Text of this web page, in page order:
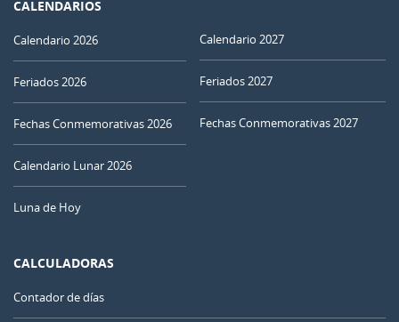
CALENDARIOS
Calendario 2026
Feriados 2026
Fechas Conmemorativas 2026
Calendario Lunar 2026
Luna de Hoy
Calendario 2027
Feriados 2027
Fechas Conmemorativas 2027
CALCULADORAS
Contador de días